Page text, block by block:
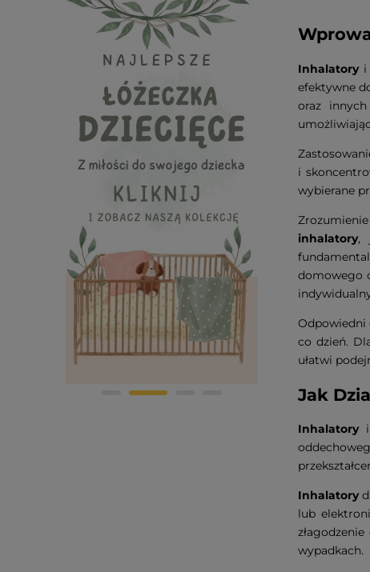
Inhalatoryi
efektywne
oraz
i
wybierane
inhalatory,
domowego
Odpowiedni
co dzień.
ułatwi
Jak
Inhalatoryi
Inhalatory
lub
wypadkach.